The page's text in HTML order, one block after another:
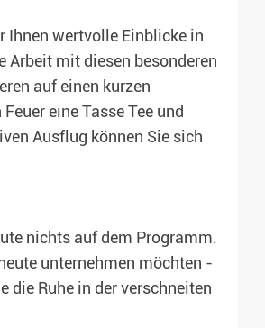
Ihnen wertvolle Einblicke in
Arbeit mit diesen besonderen
auf einen kurzen
eine Tasse Tee und
Ausflug können Sie sich
nichts auf dem Programm.
unternehmen möchten -
die Ruhe in der verschneiten